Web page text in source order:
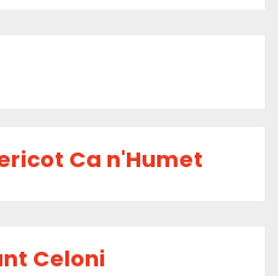
Ca n'Humet
Celoni